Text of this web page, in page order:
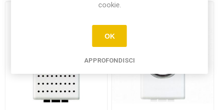
cookie.
OK
APPROFONDISCI